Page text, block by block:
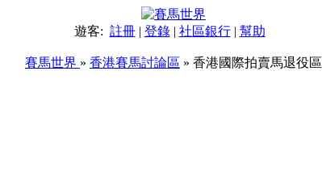
遊客: 註冊| 登錄| 社區銀行| 幫助
賽馬世界 » 香港賽馬討論區 » 香港國際拍賣馬退役區